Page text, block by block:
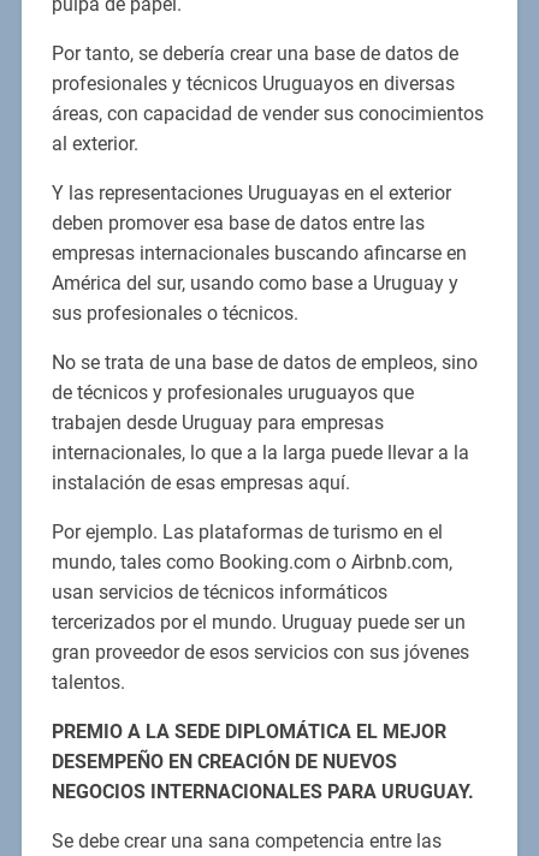
Por tanto, se debería crear una base de datos de
profesionales y técnicos Uruguayos en diversas
áreas, con capacidad de vender sus conocimientos
al exterior.
Y las representaciones Uruguayas en el exterior
deben promover esa base de datos entre las
empresas internacionales buscando afincarse en
América del sur, usando como base a Uruguay y
sus profesionales o técnicos.
No se trata de una base de datos de empleos, sino
de técnicos y profesionales uruguayos que
trabajen desde Uruguay para empresas
internacionales, lo que a la larga puede llevar a la
instalación de esas empresas aquí.
Por ejemplo. Las plataformas de turismo en el
mundo, tales como Booking.com o Airbnb.com,
usan servicios de técnicos informáticos
tercerizados por el mundo. Uruguay puede ser un
gran proveedor de esos servicios con sus jóvenes
talentos.
PREMIO A LA SEDE DIPLOMÁTICA EL MEJOR
DESEMPEÑO EN CREACIÓN DE NUEVOS
NEGOCIOS INTERNACIONALES PARA URUGUAY.
Se debe crear una sana competencia entre las